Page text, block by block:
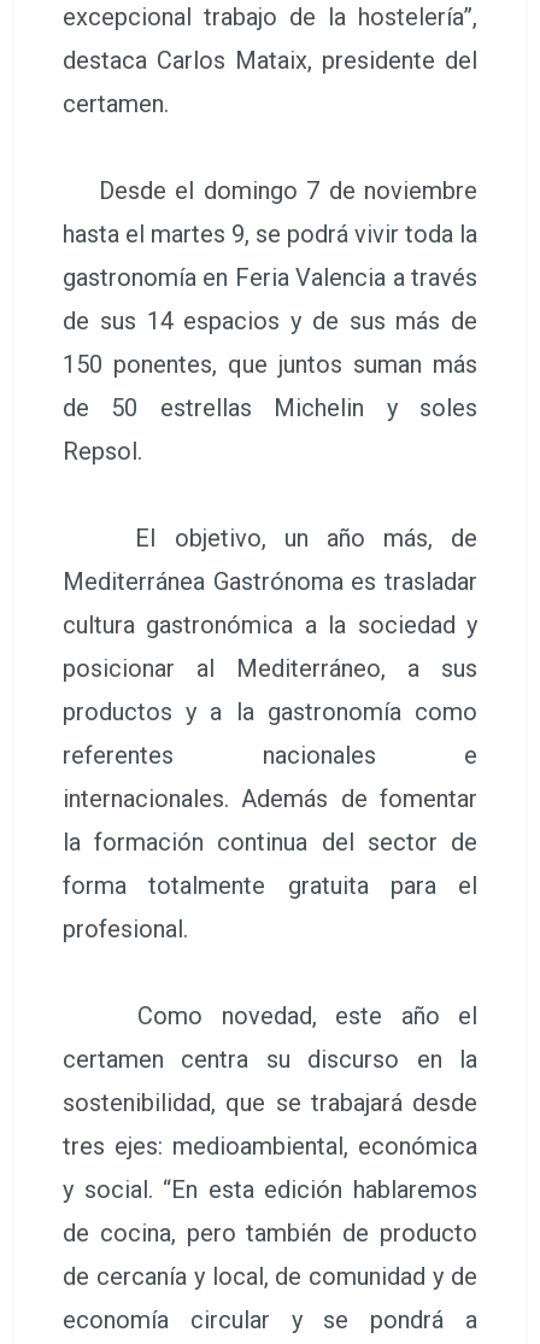
excepcional trabajo de la hostelería”,
destaca Carlos Mataix, presidente del
certamen.
Desde el domingo 7 de noviembre
hasta el martes 9, se podrá vivir toda la
gastronomía en Feria Valencia a través
de sus 14 espacios y de sus más de
150 ponentes, que juntos suman más
de 50 estrellas Michelin y soles
Repsol.
El objetivo, un año más, de
Mediterránea Gastrónoma es trasladar
cultura gastronómica a la sociedad y
posicionar al Mediterráneo, a sus
productos y a la gastronomía como
referentes nacionales e
internacionales. Además de fomentar
la formación continua del sector de
forma totalmente gratuita para el
profesional.
Como novedad, este año el
certamen centra su discurso en la
sostenibilidad, que se trabajará desde
tres ejes: medioambiental, económica
y social. “En esta edición hablaremos
de cocina, pero también de producto
de cercanía y local, de comunidad y de
economía circular y se pondrá a